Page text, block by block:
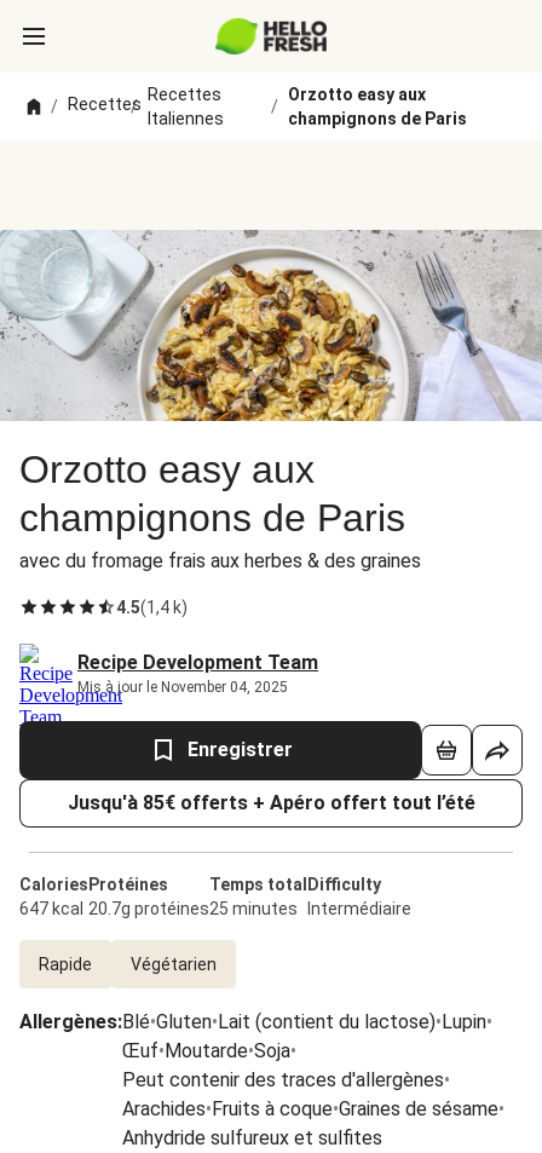
/ Recettes
/
Recettes
Italiennes
/
Orzotto easy aux
champignons de Paris
Orzotto easy aux
champignons de Paris
avec du fromage frais aux herbes & des graines
4.5(1,4 k)
Recipe Development Team
Mis à jour le November 04, 2025
Enregistrer
Jusqu'à 85€ offerts + Apéro offert tout l’été
Calories
647 kcal
Protéines
20.7g protéines
Temps total
25 minutes
Difficulty
Intermédiaire
Rapide Végétarien
Allergènes:Blé•Gluten•Lait (contient du lactose)•Lupin•
Œuf•Moutarde•Soja•
Peut contenir des traces d'allergènes•
Arachides•Fruits à coque•Graines de sésame•
Anhydride sulfureux et sulfites